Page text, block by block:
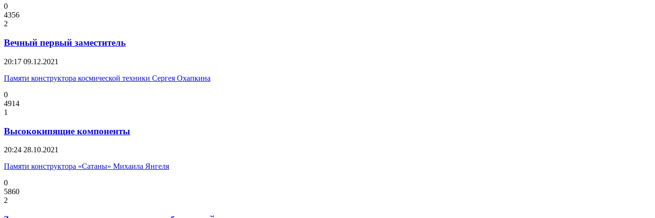
0
4356
2
Вечный первый заместитель
20:17 09.12.2021
Памяти конструктора космической техники Сергея Охапкина
0
4914
1
Высококипящие компоненты
20:24 28.10.2021
Памяти конструктора «Сатаны» Михаила Янгеля
0
5860
2